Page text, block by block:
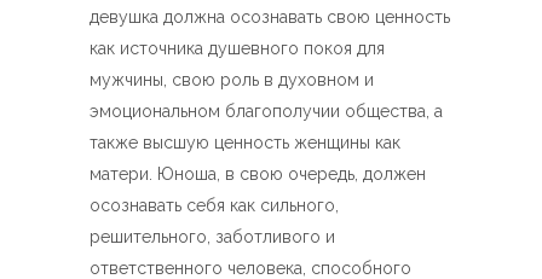
девушка должна осознавать свою ценность
как источника душевного покоя для
мужчины, свою роль в духовном и
эмоциональном благополучии общества, а
также высшую ценность женщины как
матери. Юноша, в свою очередь, должен
осознавать себя как сильного,
решительного, заботливого и
ответственного человека, способного